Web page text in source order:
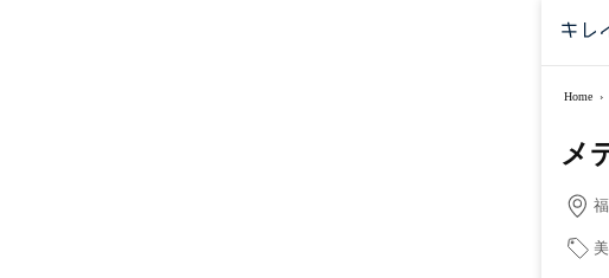
Home ›
メ